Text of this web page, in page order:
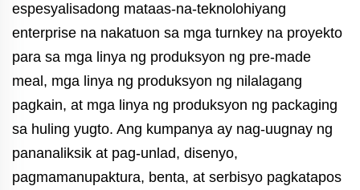
espesyalisadong mataas-na-teknolohiyang
enterprise na nakatuon sa mga turnkey na proyekto
para sa mga linya ng produksyon ng pre-made
meal, mga linya ng produksyon ng nilalagang
pagkain, at mga linya ng produksyon ng packaging
sa huling yugto. Ang kumpanya ay nag-uugnay ng
pananaliksik at pag-unlad, disenyo,
pagmamanupaktura, benta, at serbisyo pagkatapos